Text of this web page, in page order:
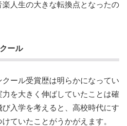
人生の大きな転換点となったの
ール
ール受賞歴は明らかになってい
を大きく伸ばしていたことは確
入学を考えると、高校時代にす
ていたことがうかがえます。